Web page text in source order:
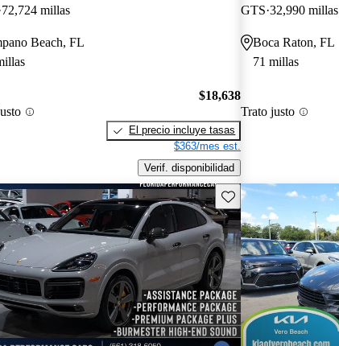
72,724 millas
Beach, FL
$18,638
El precio incluye tasas
$363/mes est.
Verif. disponibilidad
GTS 32,990 millas
Boca Raton, FL
71 millas
Trato justo
Aviso Guarda este Aviso